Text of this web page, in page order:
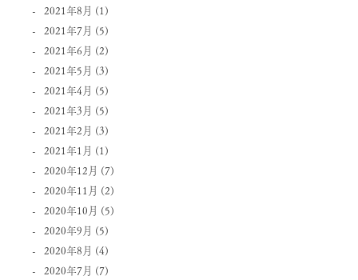
2021年8月 (1)
2021年7月 (5)
2021年6月 (2)
2021年5月 (3)
2021年4月 (5)
2021年3月 (5)
2021年2月 (3)
2021年1月 (1)
2020年12月 (7)
2020年11月 (2)
2020年10月 (5)
2020年9月 (5)
2020年8月 (4)
2020年7月 (7)